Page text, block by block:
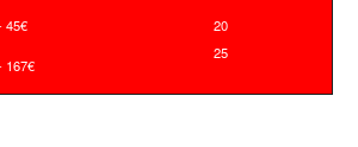
45€ 20
167€
25